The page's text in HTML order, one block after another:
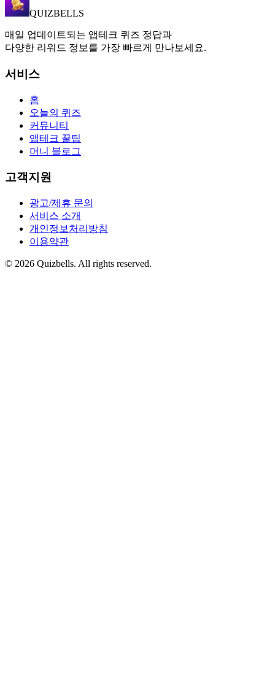
QUIZBELLS
매일 업데이트되는 앱테크 퀴즈 정답과
다양한 리워드 정보를 가장 빠르게 만나보세요.
서비스
홈
오늘의 퀴즈
커뮤니티
앱테크 꿀팁
머니 블로그
고객지원
광고/제휴 문의
서비스 소개
개인정보처리방침
이용약관
© 2026 Quizbells. All rights reserved.